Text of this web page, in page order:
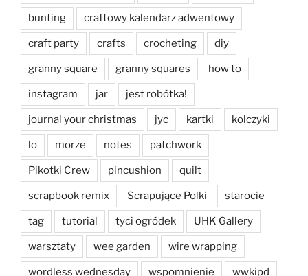
bunting craftowy kalendarz adwentowy
craft party crafts crocheting diy
granny square granny squares how to
instagram jar jest robótka!
journal your christmas jyc kartki kolczyki
lo morze notes patchwork
Pikotki Crew pincushion quilt
scrapbook remix Scrapujące Polki starocie
tag tutorial tyci ogródek UHK Gallery
warsztaty wee garden wire wrapping
wordless wednesday wspomnienie wwkipd